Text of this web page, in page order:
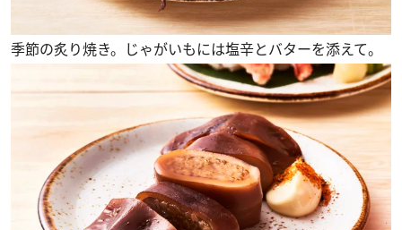
季節の炙り焼き。じゃがいもには塩辛とバターを添えて。